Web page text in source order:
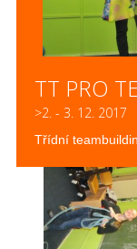
TT PRO
>2. - 3. 12. 2017
Třídní